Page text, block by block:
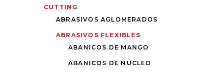
CUTTING
ABRASIVOS AGLOMERADOS
ABRASIVOS FLEXIBLES
ABANICOS DE MANGO
ABANICOS DE NÚCLEO